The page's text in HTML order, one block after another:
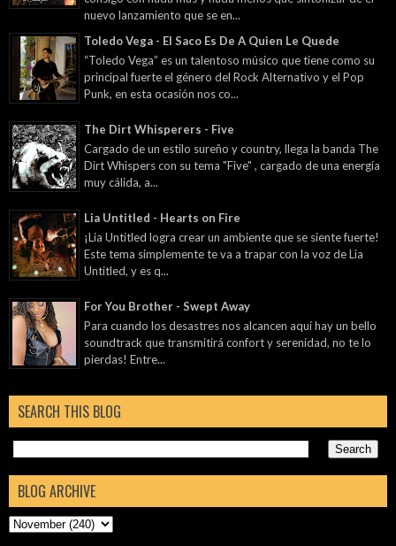
nuevo lanzamiento que se en...
Toledo Vega - El Saco Es De A Quien Le Quede
“Toledo Vega” es un talentoso músico que tiene como su
principal fuerte el género del Rock Alternativo y el Pop
Punk, en esta ocasión nos co...
The Dirt Whisperers - Five
Cargado de un estilo sureño y country, llega la banda The
Dirt Whispers con su tema "Five" , cargado de una energía
muy cálida, a...
Lia Untitled - Hearts on Fire
¡Lia Untitled logra crear un ambiente que se siente fuerte!
Este tema simplemente te va a trapar con la voz de Lia
Untitled, y es q...
For You Brother - Swept Away
Para cuando los desastres nos alcancen aquí hay un bello
soundtrack que transmitirá confort y serenidad, no te lo
pierdas! Entre...
SEARCH THIS BLOG
BLOG ARCHIVE